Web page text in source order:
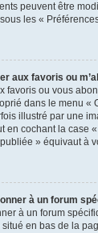
peuvent être
les «
aux favoris ou
favoris ou vous
dans le menu «
illustré par une
en cochant la case
» équivaut à
à un forum
à un forum
situé en bas de la